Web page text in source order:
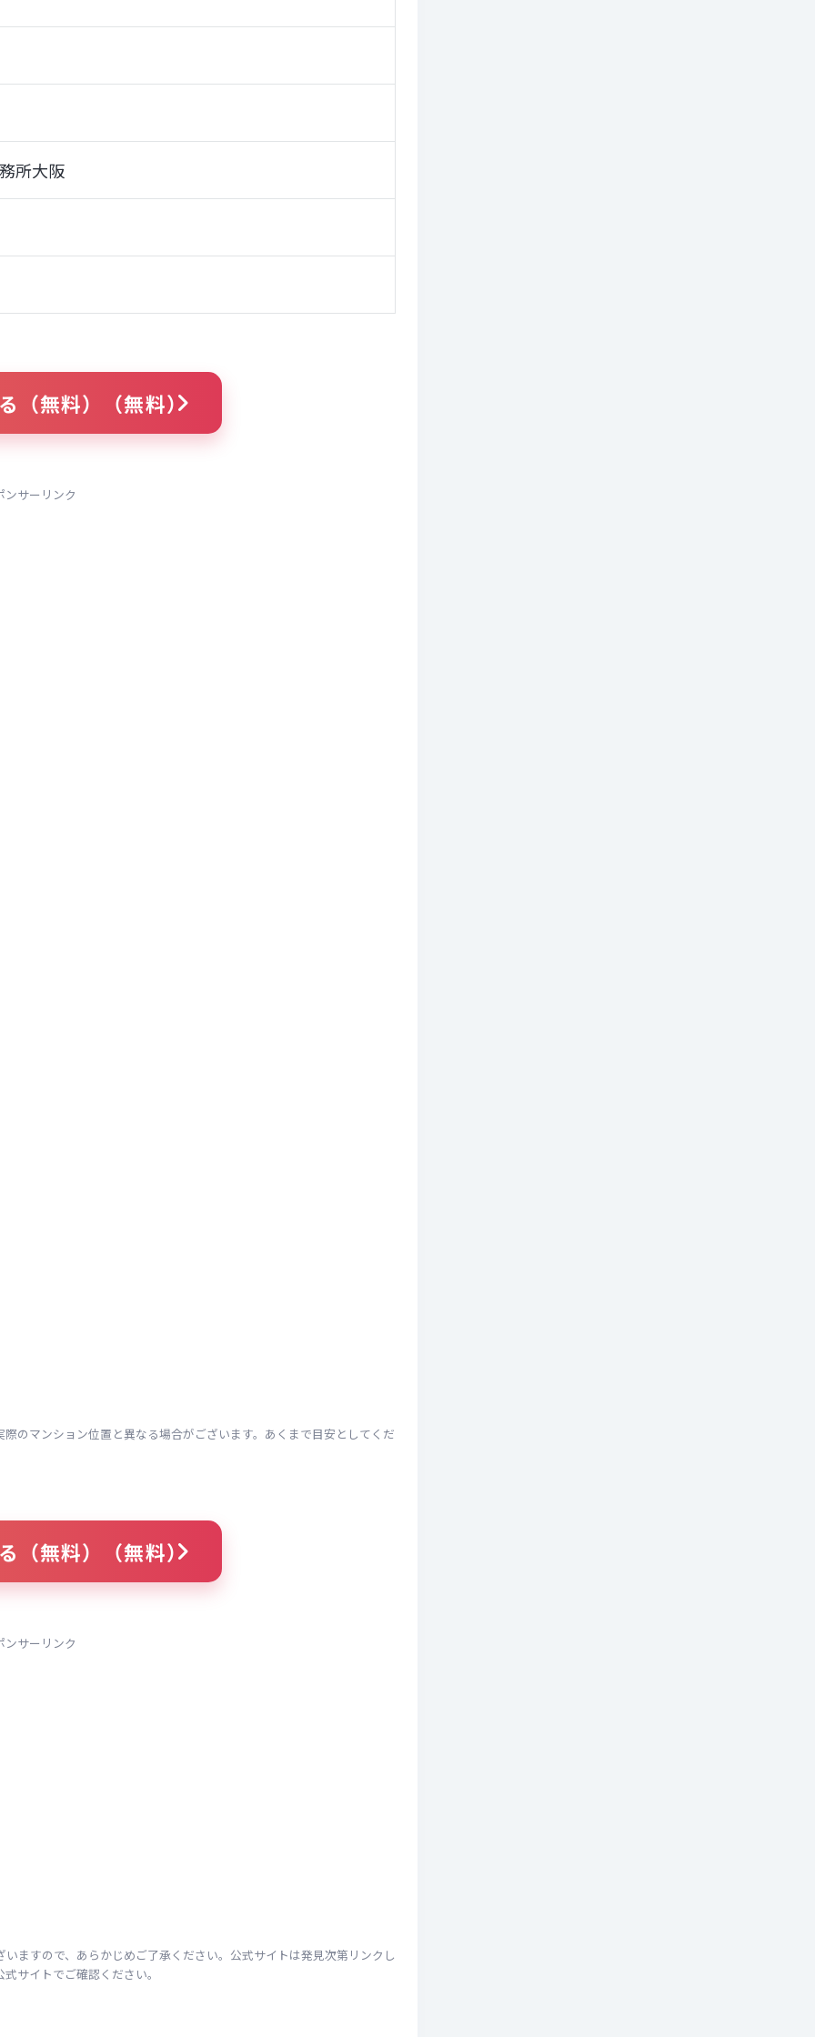
所大阪
（無料）（無料）
ンサーリンク
のマンション位置と異なる場合がございます。あくまで目安としてくだ
（無料）（無料）
ンサーリンク
ますので、あらかじめご了承ください。公式サイトは発見次第リンクし
サイトでご確認ください。